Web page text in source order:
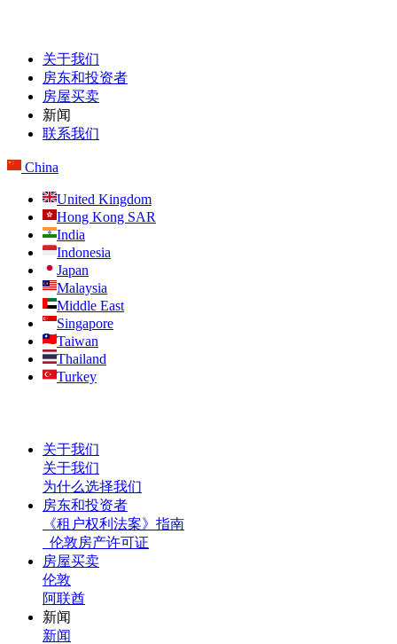
关于我们
房东和投资者
房屋买卖
新闻
联系我们
China
United Kingdom
Hong Kong SAR
India
Indonesia
Japan
Malaysia
Middle East
Singapore
Taiwan
Thailand
Turkey
关于我们
关于我们
为什么选择我们
房东和投资者
《租户权利法案》指南
伦敦房产许可证
房屋买卖
伦敦
阿联酋
新闻
新闻